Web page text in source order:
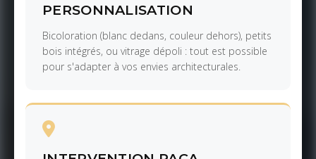
PERSONNALISATION
Bicoloration (blanc dedans, couleur dehors), petits
bois intégrés, ou vitrage dépoli : tout est possible
pour s'adapter à vos envies architecturales.